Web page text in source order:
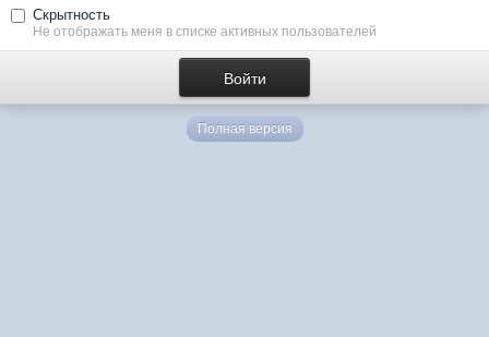
Скрытность
Не отображать меня в списке активных пользователей
Полная версия